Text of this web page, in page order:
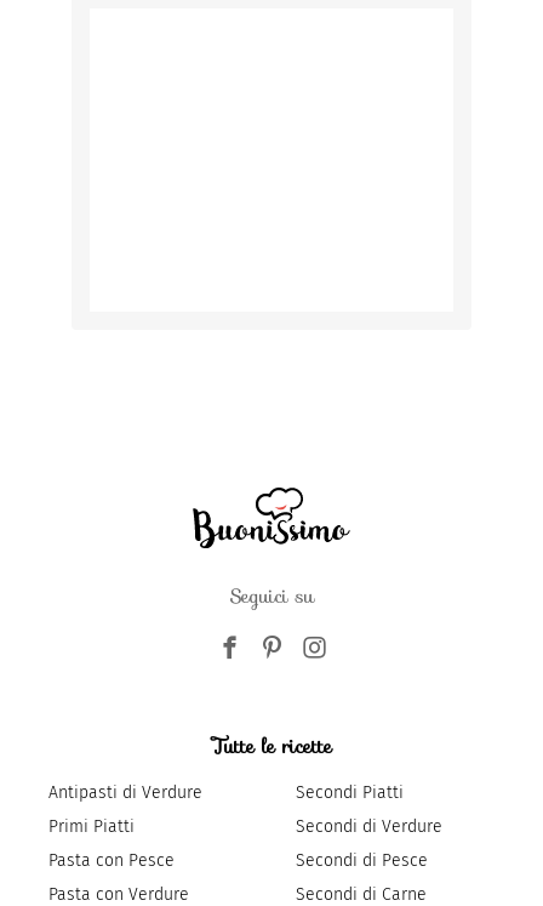
Seguici su
Tutte le ricette
Antipasti di Verdure
Primi Piatti
Pasta con Pesce
Pasta con Verdure
Secondi Piatti
Secondi di Verdure
Secondi di Pesce
Secondi di Carne